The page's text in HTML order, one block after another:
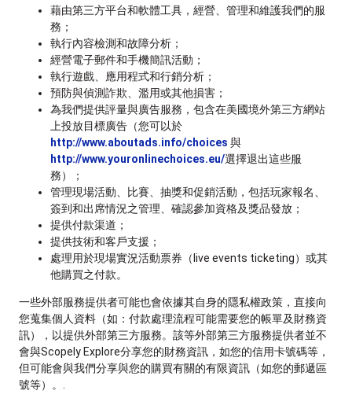
藉由第三方平台和軟體工具，經營、管理和維護我們的服
務；
執行內容檢測和故障分析；
經營電子郵件和手機簡訊活動；
執行遊戲、應用程式和行銷分析；
預防與偵測詐欺、濫用或其他損害；
為我們提供評量與廣告服務，包含在美國境外第三方網站
上投放目標廣告（您可以於
http://www.aboutads.info/choices 與
http://www.youronlinechoices.eu/選擇退出這些服
務）；
管理現場活動、比賽、抽獎和促銷活動，包括玩家報名、
簽到和出席情況之管理、確認參加資格及獎品發放；
提供付款渠道；
提供技術和客戶支援；
處理用於現場實況活動票券（live events ticketing）或其
他購買之付款。
一些外部服務提供者可能也會依據其自身的隱私權政策，直接向
您蒐集個人資料（如：付款處理流程可能需要您的帳單及財務資
訊），以提供外部第三方服務。該等外部第三方服務提供者並不
會與Scopely Explore分享您的財務資訊，如您的信用卡號碼等，
但可能會與我們分享與您的購買有關的有限資訊（如您的郵遞區
號等）。.